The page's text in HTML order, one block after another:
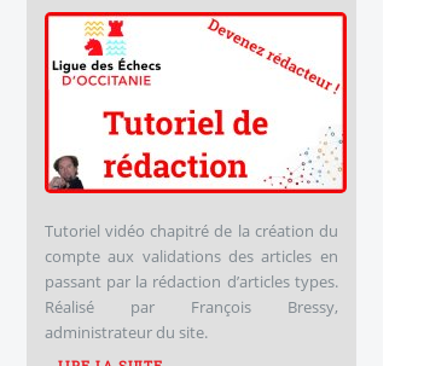
Tutoriel vidéo chapitré de la création du
compte aux validations des articles en
passant par la rédaction d’articles types.
Réalisé par François Bressy,
administrateur du site.